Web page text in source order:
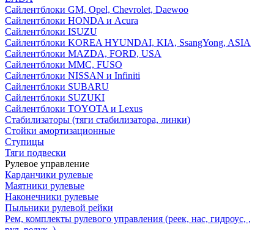
Сайлентблоки GM, Opel, Chevrolet, Daewoo
Сайлентблоки HONDA и Acura
Сайлентблоки ISUZU
Сайлентблоки KOREA HYUNDAI, KIA, SsangYong, ASIA
Сайлентблоки MAZDA, FORD, USA
Сайлентблоки MMC, FUSO
Сайлентблоки NISSAN и Infiniti
Сайлентблоки SUBARU
Сайлентблоки SUZUKI
Сайлентблоки TOYOTA и Lexus
Стабилизаторы (тяги стабилизатора, линки)
Стойки амортизационные
Ступицы
Тяги подвески
Рулевое управление
Карданчики рулевые
Маятники рулевые
Наконечники рулевые
Пыльники рулевой рейки
Рем, комплекты рулевого управления (реек, нас, гидроус, ,